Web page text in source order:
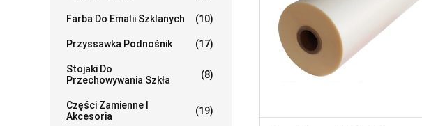
Farba Do Emalii Szklanych (10)
Przyssawka Podnośnik (17)
Stojaki Do
Przechowywania Szkła
(8)
Części Zamienne I
Akcesoria
(19)